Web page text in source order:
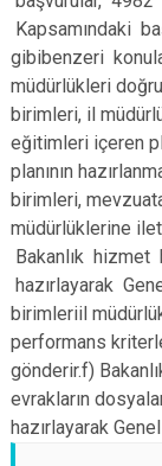
Kapsamındaki
gibibenzeri
müdürlükleri
birimleri, il
eğitimleri içeren
planının
birimleri,
müdürlüklerine
Bakanlık
hazırlayarak
birimleriil
performans
gönderir.f)
evrakların
hazırlayarak